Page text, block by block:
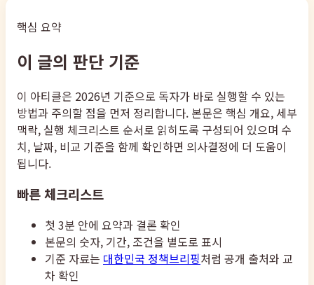
핵심 요약
이 글의 판단 기준
이 아티클은 2026년 기준으로 독자가 바로 실행할 수 있는
방법과 주의할 점을 먼저 정리합니다. 본문은 핵심 개요, 세부
맥락, 실행 체크리스트 순서로 읽히도록 구성되어 있으며 수
치, 날짜, 비교 기준을 함께 확인하면 의사결정에 더 도움이
됩니다.
빠른 체크리스트
첫 3분 안에 요약과 결론 확인
본문의 숫자, 기간, 조건을 별도로 표시
기준 자료는 대한민국 정책브리핑처럼 공개 출처와 교
차 확인